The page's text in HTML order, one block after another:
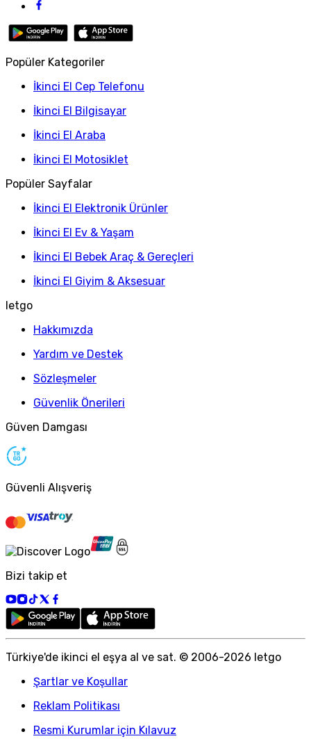
Popüler Kategoriler
İkinci El Cep Telefonu
İkinci El Bilgisayar
İkinci El Araba
İkinci El Motosiklet
Popüler Sayfalar
İkinci El Elektronik Ürünler
İkinci El Ev & Yaşam
İkinci El Bebek Araç & Gereçleri
İkinci El Giyim & Aksesuar
letgo
Hakkımızda
Yardım ve Destek
Sözleşmeler
Güvenlik Önerileri
Güven Damgası
Güvenli Alışveriş
Bizi takip et
Türkiye'de ikinci el eşya al ve sat. © 2006-2026 letgo
Şartlar ve Koşullar
Reklam Politikası
Resmi Kurumlar için Kılavuz